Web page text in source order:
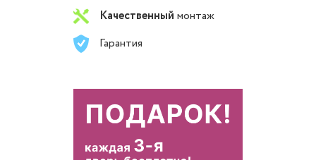
Качественный монтаж
Гарантия